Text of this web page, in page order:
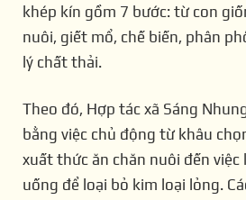
khép kín gồm 7 bước: từ con
nuôi, giết mổ, chế biến, phân
lý chất thải.
Theo đó, Hợp tác xã Sáng
bằng việc chủ động từ khâu
xuất thức ăn chăn nuôi đến việc
uống để loại bỏ kim loại lỏng.